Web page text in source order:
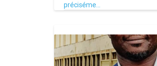
préciséme...